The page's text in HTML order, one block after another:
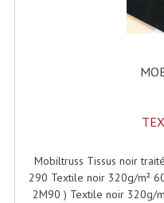
Angles
Angles
Mobiltruss Tissus noir
290 Textile noir 320g/m²
2M90 ) Textile noir 320g/